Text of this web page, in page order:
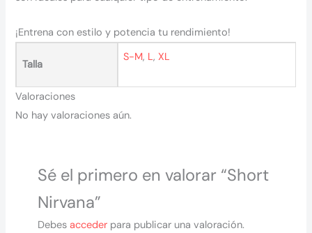
¡Entrena con estilo y potencia tu rendimiento!
Talla
S-M, L, XL
Valoraciones
No hay valoraciones aún.
Sé el primero en valorar “Short
Nirvana”
Debes accederpara publicar una valoración.